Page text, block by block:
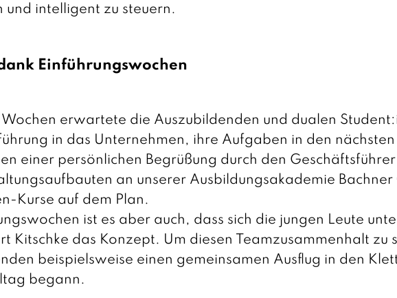
und intelligent zu steuern.
Einführungswochen
erwartete die Auszubildenden und dualen
in das Unternehmen, ihre Aufgaben in den
einer persönlichen Begrüßung durch den
an unserer Ausbildungsakademie
Kurse auf dem Plan.
ist es aber auch, dass sich die jungen Leute
Kitschke das Konzept. Um diesen Teamzusammenhalt zu
beispielsweise einen gemeinsamen Ausflug in den
begann.